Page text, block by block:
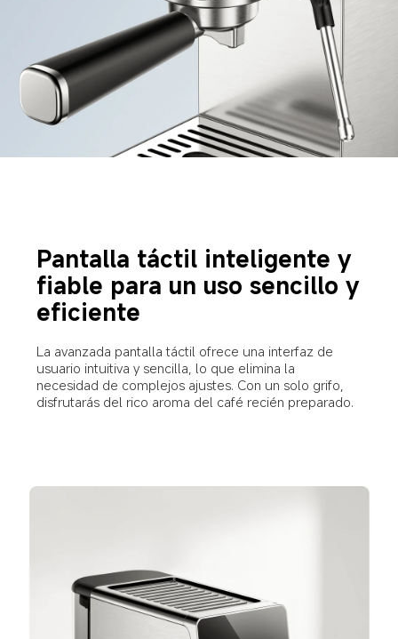
Pantalla táctil inteligente y
fiable para un uso sencillo y
eficiente
La avanzada pantalla táctil ofrece una interfaz de
usuario intuitiva y sencilla, lo que elimina la
necesidad de complejos ajustes. Con un solo grifo,
disfrutarás del rico aroma del café recién preparado.